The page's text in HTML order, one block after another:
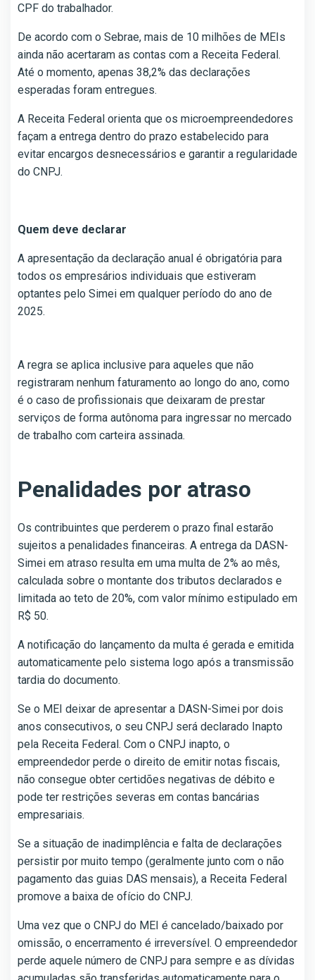
CPF do trabalhador.
De acordo com o Sebrae, mais de 10 milhões de MEIs
ainda não acertaram as contas com a Receita Federal.
Até o momento, apenas 38,2% das declarações
esperadas foram entregues.
A Receita Federal orienta que os microempreendedores
façam a entrega dentro do prazo estabelecido para
evitar encargos desnecessários e garantir a regularidade
do CNPJ.
Quem deve declarar
A apresentação da declaração anual é obrigatória para
todos os empresários individuais que estiveram
optantes pelo Simei em qualquer período do ano de
2025.
A regra se aplica inclusive para aqueles que não
registraram nenhum faturamento ao longo do ano, como
é o caso de profissionais que deixaram de prestar
serviços de forma autônoma para ingressar no mercado
de trabalho com carteira assinada.
Penalidades por atraso
Os contribuintes que perderem o prazo final estarão
sujeitos a penalidades financeiras. A entrega da DASN-
Simei em atraso resulta em uma multa de 2% ao mês,
calculada sobre o montante dos tributos declarados e
limitada ao teto de 20%, com valor mínimo estipulado em
R$ 50.
A notificação do lançamento da multa é gerada e emitida
automaticamente pelo sistema logo após a transmissão
tardia do documento.
Se o MEI deixar de apresentar a DASN-Simei por dois
anos consecutivos, o seu CNPJ será declarado Inapto
pela Receita Federal. Com o CNPJ inapto, o
empreendedor perde o direito de emitir notas fiscais,
não consegue obter certidões negativas de débito e
pode ter restrições severas em contas bancárias
empresariais.
Se a situação de inadimplência e falta de declarações
persistir por muito tempo (geralmente junto com o não
pagamento das guias DAS mensais), a Receita Federal
promove a baixa de ofício do CNPJ.
Uma vez que o CNPJ do MEI é cancelado/baixado por
omissão, o encerramento é irreversível. O empreendedor
perde aquele número de CNPJ para sempre e as dívidas